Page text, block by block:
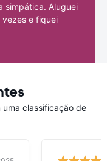
simpática. Aluguei
e fiquei
classificação de